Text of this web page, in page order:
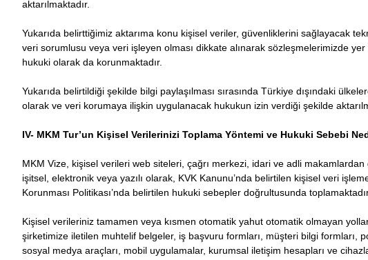
aktarılmaktadır.
Yukarıda belirttiğimiz aktarıma konu kişisel veriler, güvenliklerini sağlayacak
veri sorumlusu veya veri işleyen olması dikkate alınarak sözleşmelerimizde
hukuki olarak da korunmaktadır.
Yukarıda belirtildiği şekilde bilgi paylaşılması sırasında Türkiye dışındaki
olarak ve veri korumaya ilişkin uygulanacak hukukun izin verdiği şekilde
IV- MKM Tur’un Kişisel Verilerinizi Toplama Yöntemi ve Hukuki Sebebi
MKM Vize, kişisel verileri web siteleri, çağrı merkezi, idari ve adli makamlardan
işitsel, elektronik veya yazılı olarak, KVK Kanunu’nda belirtilen kişisel veri
Korunması Politikası’nda belirtilen hukuki sebepler doğrultusunda
Kişisel verileriniz tamamen veya kısmen otomatik yahut otomatik olmayan
şirketimize iletilen muhtelif belgeler, iş başvuru formları, müşteri bilgi formları,
sosyal medya araçları, mobil uygulamalar, kurumsal iletişim hesapları ve